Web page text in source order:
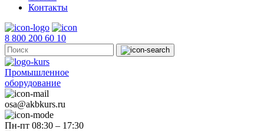
Контакты
8 800 200 60 10
Промышленное
оборудование
osa@akbkurs.ru
Пн-пт 08:30 – 17:30